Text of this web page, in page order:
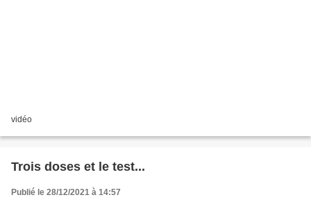
vidéo
Trois doses et le test...
Publié le 28/12/2021 à 14:57